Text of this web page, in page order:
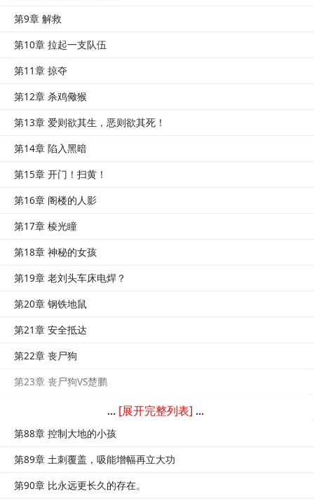
第9章 解救
第10章 拉起一支队伍
第11章 掠夺
第12章 杀鸡儆猴
第13章 爱则欲其生，恶则欲其死！
第14章 陷入黑暗
第15章 开门！扫黄！
第16章 阁楼的人影
第17章 棱光瞳
第18章 神秘的女孩
第19章 老刘头车床电焊？
第20章 钢铁地鼠
第21章 安全抵达
第22章 丧尸狗
第23章 丧尸狗VS楚鹏
... [展开完整列表] ...
第88章 控制大地的小孩
第89章 土刺覆盖，吸能增幅再立大功
第90章 比永远更长久的存在。